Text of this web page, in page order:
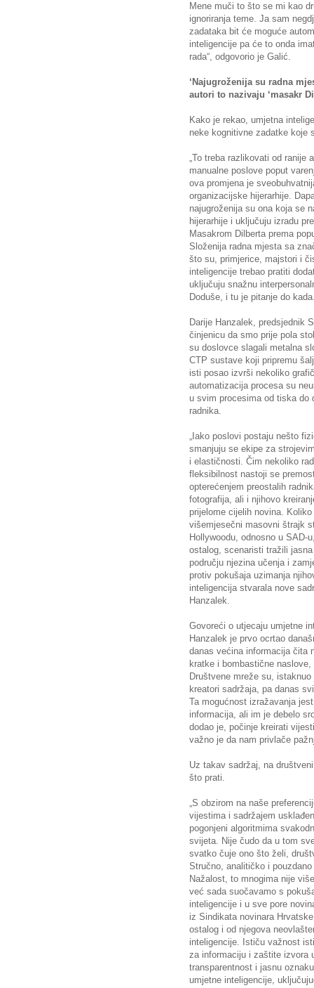
Mene muči to što se mi kao
ignoriranja teme. Ja sam
zadataka bit će moguće
inteligencije pa će to onda
rada“, odgovorio je Galić.
‘Najugroženija su radna
autori to nazivaju ‘masakr
Kako je rekao, umjetna
neke kognitivne zadatke koje
„To treba razlikovati od ranije
manualne poslove poput
ova promjena je
organizacijske hijerarhije.
najugroženija su ona koja se
hijerarhije i uključuju izradu
Masakrom Dilberta prema
Složenija radna mjesta sa
što su, primjerice, majstori i
inteligencije trebao pratiti
uključuju snažnu
Doduše, i tu je pitanje do
Darije Hanzalek, predsjednik
činjenicu da smo prije pola
su doslovce slagali metalna
CTP sustave koji pripremu
isti posao izvrši nekoliko
automatizacija procesa su
u svim procesima od tiska do
radnika.
„Iako poslovi postaju nešto
smanjuju se ekipe za
i elastičnosti. Čim nekoliko
fleksibilnost nastoji se
opterećenjem preostalih
fotografija, ali i njihovo
prijelome cijelih novina.
višemjesečni masovni štrajk
Hollywoodu, odnosno u SAD-
ostalog, scenaristi tražili
području njezina učenja i
protiv pokušaja uzimanja
inteligencija stvarala nove
Hanzalek.
Govoreći o utjecaju umjetne
Hanzalek je prvo ocrtao
danas većina informacija čita
kratke i bombastične
Društvene mreže su,
kreatori sadržaja, pa danas
Ta mogućnost izražavanja
informacija, ali im je debelo
dodao je, počinje kreirati
važno je da nam privlače
Uz takav sadržaj, na
što prati.
„S obzirom na naše
vijestima i sadržajem
pogonjeni algoritmima
svijeta. Nije čudo da u tom
svatko čuje ono što želi,
Stručno, analitičko i
Nažalost, to mnogima nije
već sada suočavamo s
inteligencije i u sve pore
iz Sindikata novinara
ostalog i od njegova
inteligencije. Ističu važnost
za informaciju i zaštite izvora
transparentnost i jasnu
umjetne inteligencije,